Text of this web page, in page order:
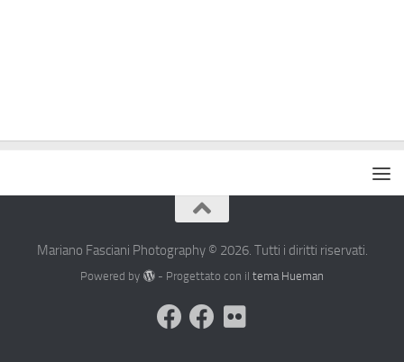
Mariano Fasciani Photography © 2026. Tutti i diritti riservati.
Powered by - Progettato con il tema Hueman